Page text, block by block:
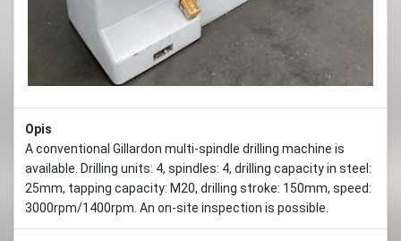
Opis
A conventional Gillardon multi-spindle drilling machine is
available. Drilling units: 4, spindles: 4, drilling capacity in steel:
25mm, tapping capacity: M20, drilling stroke: 150mm, speed:
3000rpm/1400rpm. An on-site inspection is possible.